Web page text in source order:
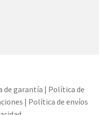
de garantía | Política de
| Política de envíos